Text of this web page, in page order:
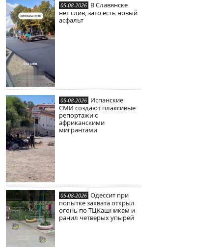
05-08-2026 В Славянске
нет слив, зато есть новый
асфальт
05-08-2026 Испанские
СМИ создают плаксивые
репортажи с
африканскими
мигрантами
05-08-2026 Одессит при
попытке захвата открыл
огонь по ТЦКашникам и
ранил четверых упырей